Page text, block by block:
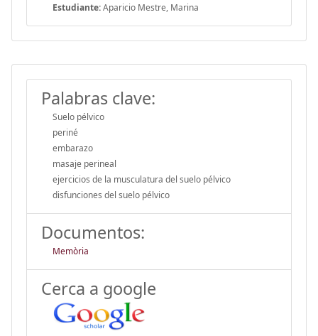
Estudiante:Aparicio Mestre, Marina
Palabras clave:
Suelo pélvico
periné
embarazo
masaje perineal
ejercicios de la musculatura del suelo pélvico
disfunciones del suelo pélvico
Documentos:
Memòria
Cerca a google